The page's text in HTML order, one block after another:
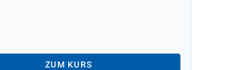
ZUM KURS